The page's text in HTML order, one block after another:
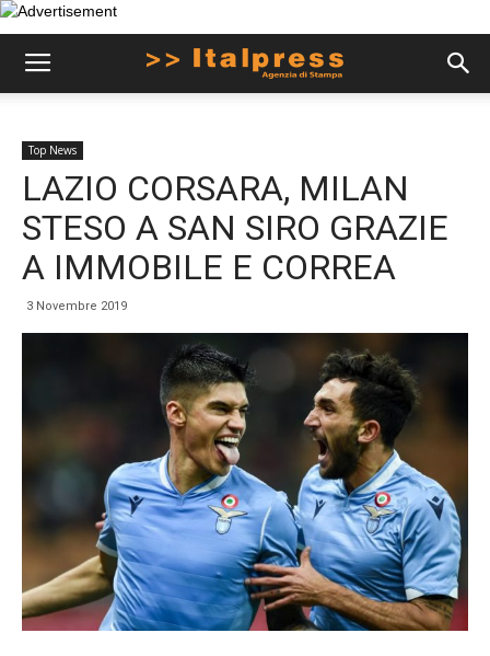
Top News
LAZIO CORSARA, MILAN
STESO A SAN SIRO GRAZIE
A IMMOBILE E CORREA
3 Novembre 2019